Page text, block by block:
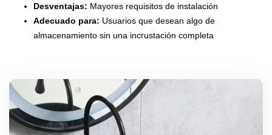
Desventajas: Mayores requisitos de instalación
Adecuado para: Usuarios que desean algo de
almacenamiento sin una incrustación completa